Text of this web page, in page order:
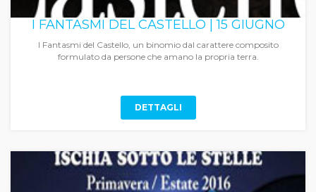
I FANTASMI DEL CASTELLO | 15 GIUGNO
I Fantasmi del Castello, un binomio dal carattere composito
formulato da persone che amano la propria terra.
DETTAGLI